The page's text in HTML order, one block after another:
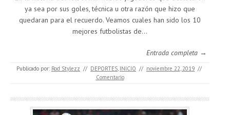
ya sea por sus goles, técnica u otra razón que hizo que
quedaran para el recuerdo. Veamos cuales han sido los 10
mejores futbolistas de…
Entrada completa →
Publicado por: Rod Stylezz // DEPORTES, INICIO // noviembre 22, 2019 //
Comentario